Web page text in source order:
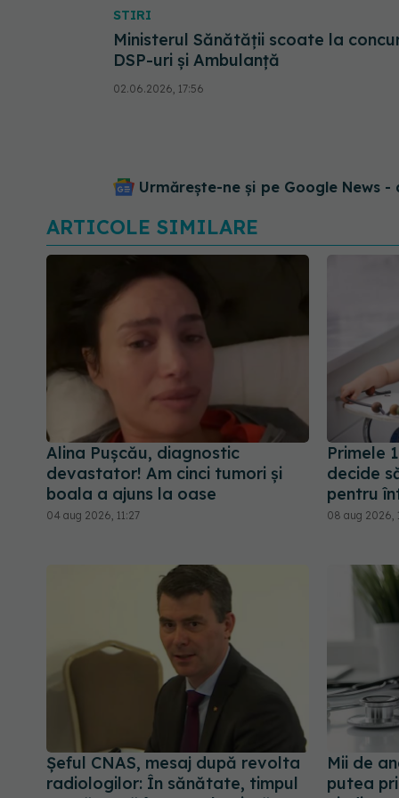
STIRI
Ministerul Sănătății scoate la
DSP-uri și Ambulanță
02.06.2026, 17:56
Urmărește-ne și pe Google News -
ARTICOLE SIMILARE
Alina Pușcău, diagnostic
devastator! Am cinci tumori și
boala a ajuns la oase
04 aug 2026, 11:27
Primele
decide
pentru
08 aug 2026,
Șeful CNAS, mesaj după revolta
radiologilor: În sănătate, timpul
Mii de
putea